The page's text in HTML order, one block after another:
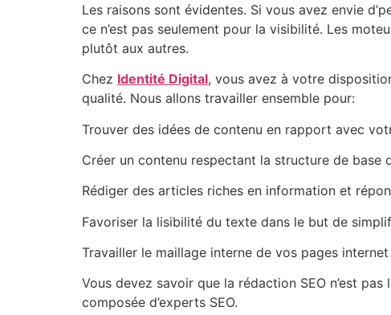
Les raisons sont évidentes. Si vous avez envie
ce n’est pas seulement pour la visibilité. Les
plutôt aux autres.
Chez Identité Digital, vous avez à votre
qualité. Nous allons travailler ensemble pour:
Trouver des idées de contenu en rapport avec
Créer un contenu respectant la structure de base
Rédiger des articles riches en information et
Favoriser la lisibilité du texte dans le but de
Travailler le maillage interne de vos pages
Vous devez savoir que la rédaction SEO n’est
composée d’experts SEO.